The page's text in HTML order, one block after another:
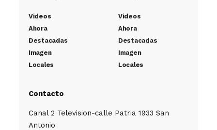
Videos
Ahora
Destacadas
Imagen
Locales
Videos
Ahora
Destacadas
Imagen
Locales
Contacto
Canal 2 Television-calle Patria 1933 San
Antonio